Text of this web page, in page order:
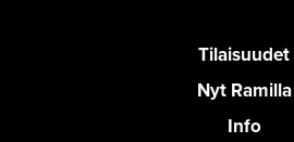
Tilaisuudet
Nyt Ramilla
Info